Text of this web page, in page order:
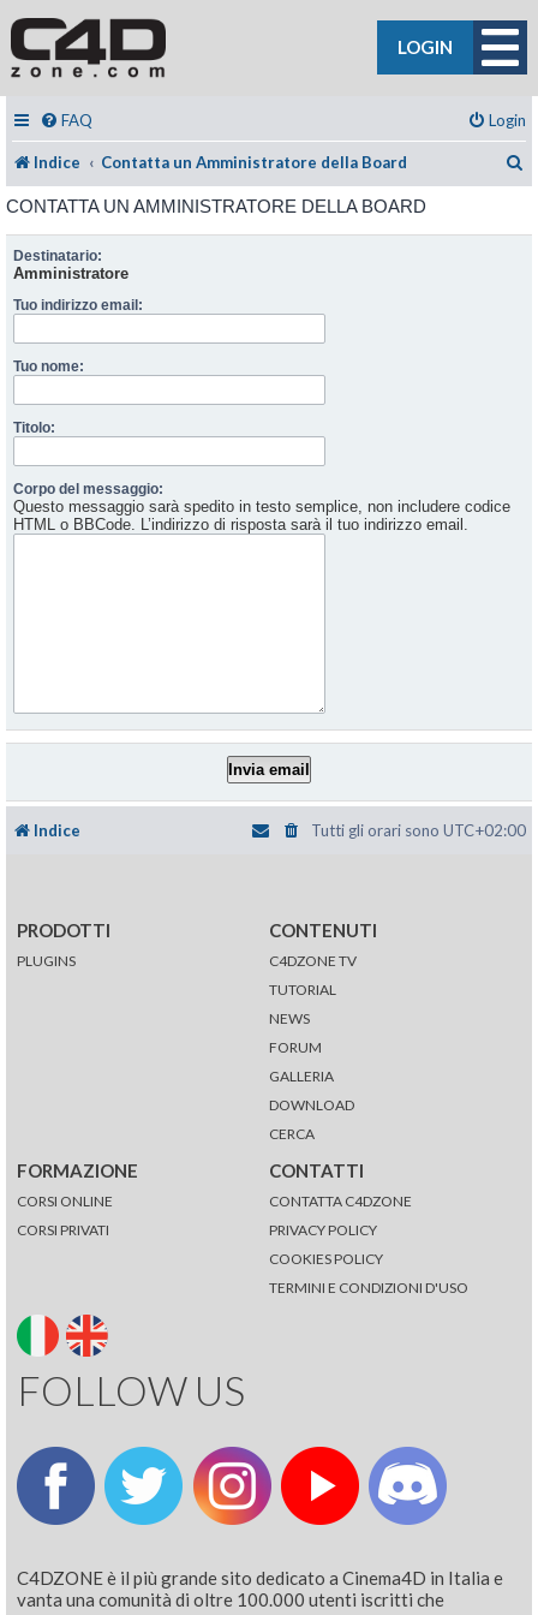
LOGIN
FAQ Login
Indice Contatta un Amministratore della Board
CONTATTA UN AMMINISTRATORE DELLA BOARD
Destinatario:
Amministratore
Tuo indirizzo email:
Tuo nome:
Titolo:
Corpo del messaggio:
Questo messaggio sarà spedito in testo semplice, non includere codice
HTML o BBCode. L’indirizzo di risposta sarà il tuo indirizzo email.
Indice Tutti gli orari sono UTC+02:00
PRODOTTI
PLUGINS
CONTENUTI
C4DZONE TV
TUTORIAL
NEWS
FORUM
GALLERIA
DOWNLOAD
CERCA
FORMAZIONE
CORSI ONLINE
CORSI PRIVATI
CONTATTI
CONTATTA C4DZONE
PRIVACY POLICY
COOKIES POLICY
TERMINI E CONDIZIONI D'USO
FOLLOW US
C4DZONE è il più grande sito dedicato a Cinema4D in Italia e
vanta una comunità di oltre 100.000 utenti iscritti che